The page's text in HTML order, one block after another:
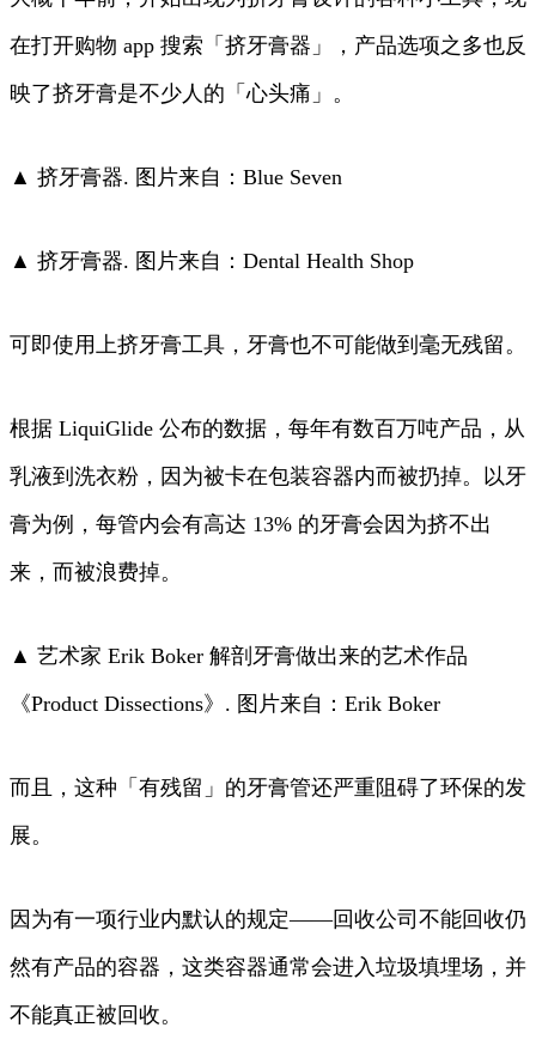
在打开购物 app 搜索「挤牙膏器」，产品选项之多也反
映了挤牙膏是不少人的「心头痛」。
▲ 挤牙膏器. 图片来自：Blue Seven
▲ 挤牙膏器. 图片来自：Dental Health Shop
可即使用上挤牙膏工具，牙膏也不可能做到毫无残留。
根据 LiquiGlide 公布的数据，每年有数百万吨产品，从
乳液到洗衣粉，因为被卡在包装容器内而被扔掉。以牙
膏为例，每管内会有高达 13% 的牙膏会因为挤不出
来，而被浪费掉。
▲ 艺术家 Erik Boker 解剖牙膏做出来的艺术作品
《Product Dissections》. 图片来自：Erik Boker
而且，这种「有残留」的牙膏管还严重阻碍了环保的发
展。
因为有一项行业内默认的规定——回收公司不能回收仍
然有产品的容器，这类容器通常会进入垃圾填埋场，并
不能真正被回收。